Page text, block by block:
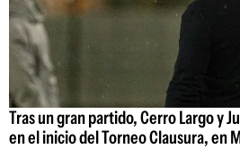
Tras un gran partido, Cerro Largo y
en el inicio del Torneo Clausura, en